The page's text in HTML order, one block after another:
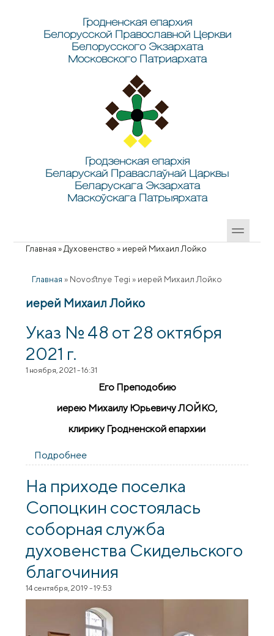
Гродненская епархия
Белорусской Православной Церкви
Белорусского Экзархата
Московского Патриархата
Гродзенская епархія
Беларускай Праваслаўнай Царквы
Беларускага Экзархата
Маскоўскага Патрыярхата
Вы здесь
Главная »Духовенство » иерей Михаил Лойко
Главная » Novostnye Tegi » иерей Михаил Лойко
иерей Михаил Лойко
Указ № 48 от 28 октября
2021 г.
1 ноября, 2021 - 16:31
Его Преподобию
иерею Михаилу Юрьевичу ЛОЙКО,
клирику Гродненской епархии
Подробнее
На приходе поселка
Сопоцкин состоялась
соборная служба
духовенства Скидельского
благочиния
14 сентября, 2019 - 19:53